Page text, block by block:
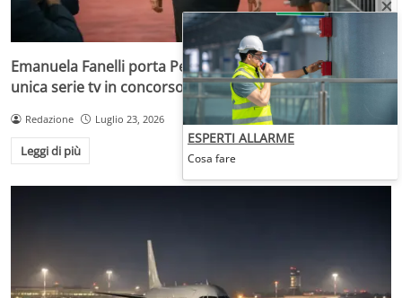
Emanuela Fanelli porta Peccato alla Mostra di Venezia,
unica serie tv in concorso
Redazione Luglio 23, 2026
Leggi di più
ESPERTI ALLARME
Cosa fare